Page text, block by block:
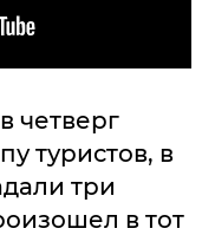
четверг
туристов, в
три
в тот